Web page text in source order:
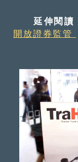
延伸閱讀
開放證券監管